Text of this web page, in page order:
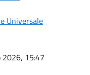
Universale
2026, 15:47